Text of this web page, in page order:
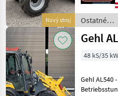
Polnohospodarske
Silove Stroje
Majerske
Nakladace
Gehl
VYBRAŤ
KATEGÓRIU
Gehl
Nový stroj
System
Ostatné
silové
Gehl
Gehl
48 kS/35 kW
Gehl AL540 - Baujahr 2017 -